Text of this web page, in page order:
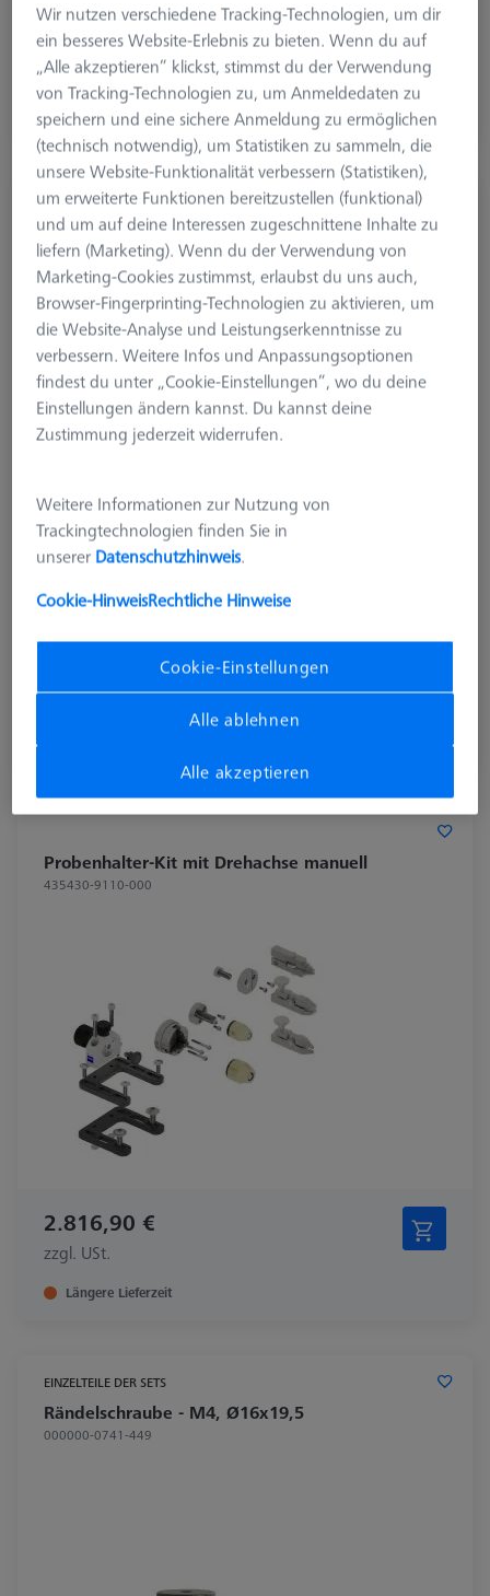
360,00 €
zzgl. USt.
Verfügbar
VERBINDUNGSELEMENTE
Reduzierbuche für Schwenkarm - M8/M6, 2
Stück
626109-9610-064
zzgl. USt.
Probenhalter-Kit mit Drehachse manuell
435430-9110-000
2.816,90 €
zzgl. USt.
Längere Lieferzeit
EINZELTEILE DER SETS
Rändelschraube - M4, Ø16x19,5
000000-0741-449
Wir nutzen verschiedene Tracking-Technologien, um dir
ein besseres Website-Erlebnis zu bieten. Wenn du auf
„Alle akzeptieren“ klickst, stimmst du der Verwendung
von Tracking-Technologien zu, um Anmeldedaten zu
speichern und eine sichere Anmeldung zu ermöglichen
(technisch notwendig), um Statistiken zu sammeln, die
unsere Website-Funktionalität verbessern (Statistiken),
um erweiterte Funktionen bereitzustellen (funktional)
und um auf deine Interessen zugeschnittene Inhalte zu
liefern (Marketing). Wenn du der Verwendung von
Marketing-Cookies zustimmst, erlaubst du uns auch,
Browser-Fingerprinting-Technologien zu aktivieren, um
die Website-Analyse und Leistungserkenntnisse zu
verbessern. Weitere Infos und Anpassungsoptionen
findest du unter „Cookie-Einstellungen“, wo du deine
Einstellungen ändern kannst. Du kannst deine
Zustimmung jederzeit widerrufen.
Weitere Informationen zur Nutzung von
Trackingtechnologien finden Sie in
unserer Datenschutzhinweis.
Cookie-HinweisRechtliche Hinweise
Cookie-Einstellungen
Alle ablehnen
Alle akzeptieren